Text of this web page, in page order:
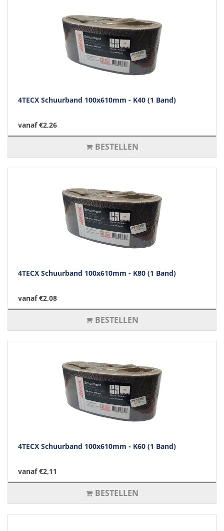
4TECX Schuurband 100x610mm - K40 (1 Band)
vanaf €2,26
BESTELLEN
4TECX Schuurband 100x610mm - K80 (1 Band)
vanaf €2,08
BESTELLEN
4TECX Schuurband 100x610mm - K60 (1 Band)
vanaf €2,11
BESTELLEN